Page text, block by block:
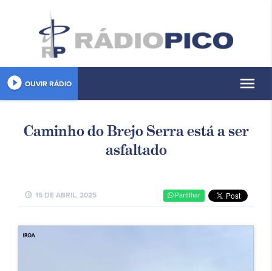
play_circle_filled OUVIR RÁDIO menu
Caminho do Brejo Serra está a ser
asfaltado
schedule 15 DE ABRIL, 2025 Partilhar